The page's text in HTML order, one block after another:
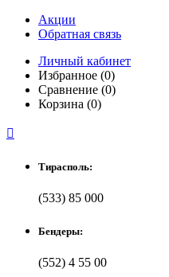
Акции
Обратная связь
Личный кабинет
Избранное (0)
Сравнение (0)
Корзина (0)

Тирасполь:
(533) 85 000
Бендеры:
(552) 4 55 00